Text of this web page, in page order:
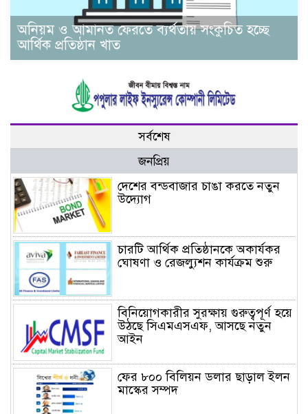
অনিয়ম ও আমানত ফেরতে ব্যর্থতায় সংকুচিত হচ্ছে
আর্থিক প্রতিষ্ঠান খাত
সর্বশেষ
জনপ্রিয়
দেশের বন্ডবাজার চাঙা করতে নতুন
উদ্যোগ
চারটি আর্থিক প্রতিষ্ঠানকে অকার্যকর
ঘোষণা ও রেজল্যুশন কার্যক্রম শুরু
বিনিয়োগকারীর সুরক্ষায় গুরুত্বপূর্ণ হয়ে
উঠছে সিএমএসএফ, আসছে নতুন
আইন
ফের ৮০০ বিলিয়ন ডলার ছাড়াল ইলন
মাস্কের সম্পদ